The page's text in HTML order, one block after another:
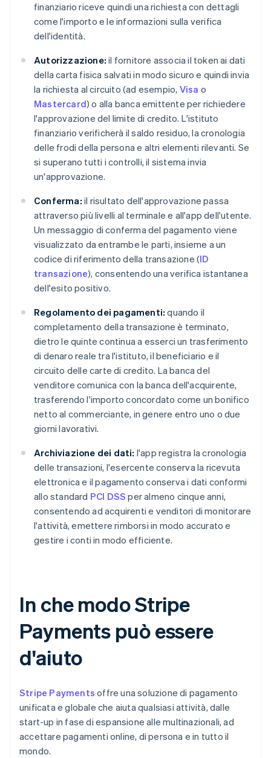
finanziario riceve quindi una richiesta con dettagli
come l'importo e le informazioni sulla verifica
dell'identità.
Autorizzazione: il fornitore associa il token ai dati
della carta fisica salvati in modo sicuro e quindi invia
la richiesta al circuito (ad esempio, Visa o
Mastercard) o alla banca emittente per richiedere
l'approvazione del limite di credito. L'istituto
finanziario verificherà il saldo residuo, la cronologia
delle frodi della persona e altri elementi rilevanti. Se
si superano tutti i controlli, il sistema invia
un'approvazione.
Conferma: il risultato dell'approvazione passa
attraverso più livelli al terminale e all'app dell'utente.
Un messaggio di conferma del pagamento viene
visualizzato da entrambe le parti, insieme a un
codice di riferimento della transazione (ID
transazione), consentendo una verifica istantanea
dell'esito positivo.
Regolamento dei pagamenti: quando il
completamento della transazione è terminato,
dietro le quinte continua a esserci un trasferimento
di denaro reale tra l'istituto, il beneficiario e il
circuito delle carte di credito. La banca del
venditore comunica con la banca dell'acquirente,
trasferendo l'importo concordato come un bonifico
netto al commerciante, in genere entro uno o due
giorni lavorativi.
Archiviazione dei dati: l'app registra la cronologia
delle transazioni, l'esercente conserva la ricevuta
elettronica e il pagamento conserva i dati conformi
allo standard PCI DSS per almeno cinque anni,
consentendo ad acquirenti e venditori di monitorare
l'attività, emettere rimborsi in modo accurato e
gestire i conti in modo efficiente.
In che modo Stripe
Payments può essere
d'aiuto
Stripe Payments offre una soluzione di pagamento
unificata e globale che aiuta qualsiasi attività, dalle
start-up in fase di espansione alle multinazionali, ad
accettare pagamenti online, di persona e in tutto il
mondo.